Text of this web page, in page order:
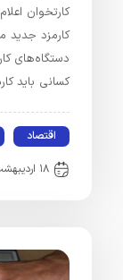
کارتخوان
کارمزد جدید
دستگاه‌های
کسانی باید
اقتصاد
۱۸ اردیبهشت ۱۴۰۲